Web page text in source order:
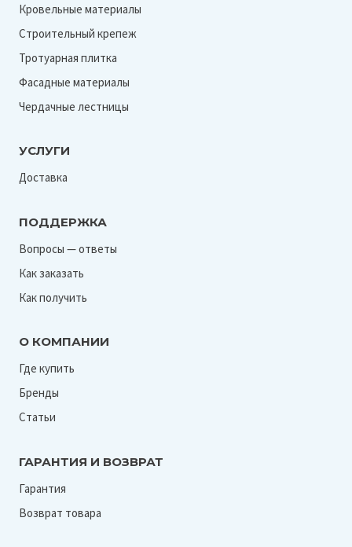
Кровельные материалы
Строительный крепеж
Тротуарная плитка
Фасадные материалы
Чердачные лестницы
УСЛУГИ
Доставка
ПОДДЕРЖКА
Вопросы — ответы
Как заказать
Как получить
О КОМПАНИИ
Где купить
Бренды
Статьи
ГАРАНТИЯ И ВОЗВРАТ
Гарантия
Возврат товара